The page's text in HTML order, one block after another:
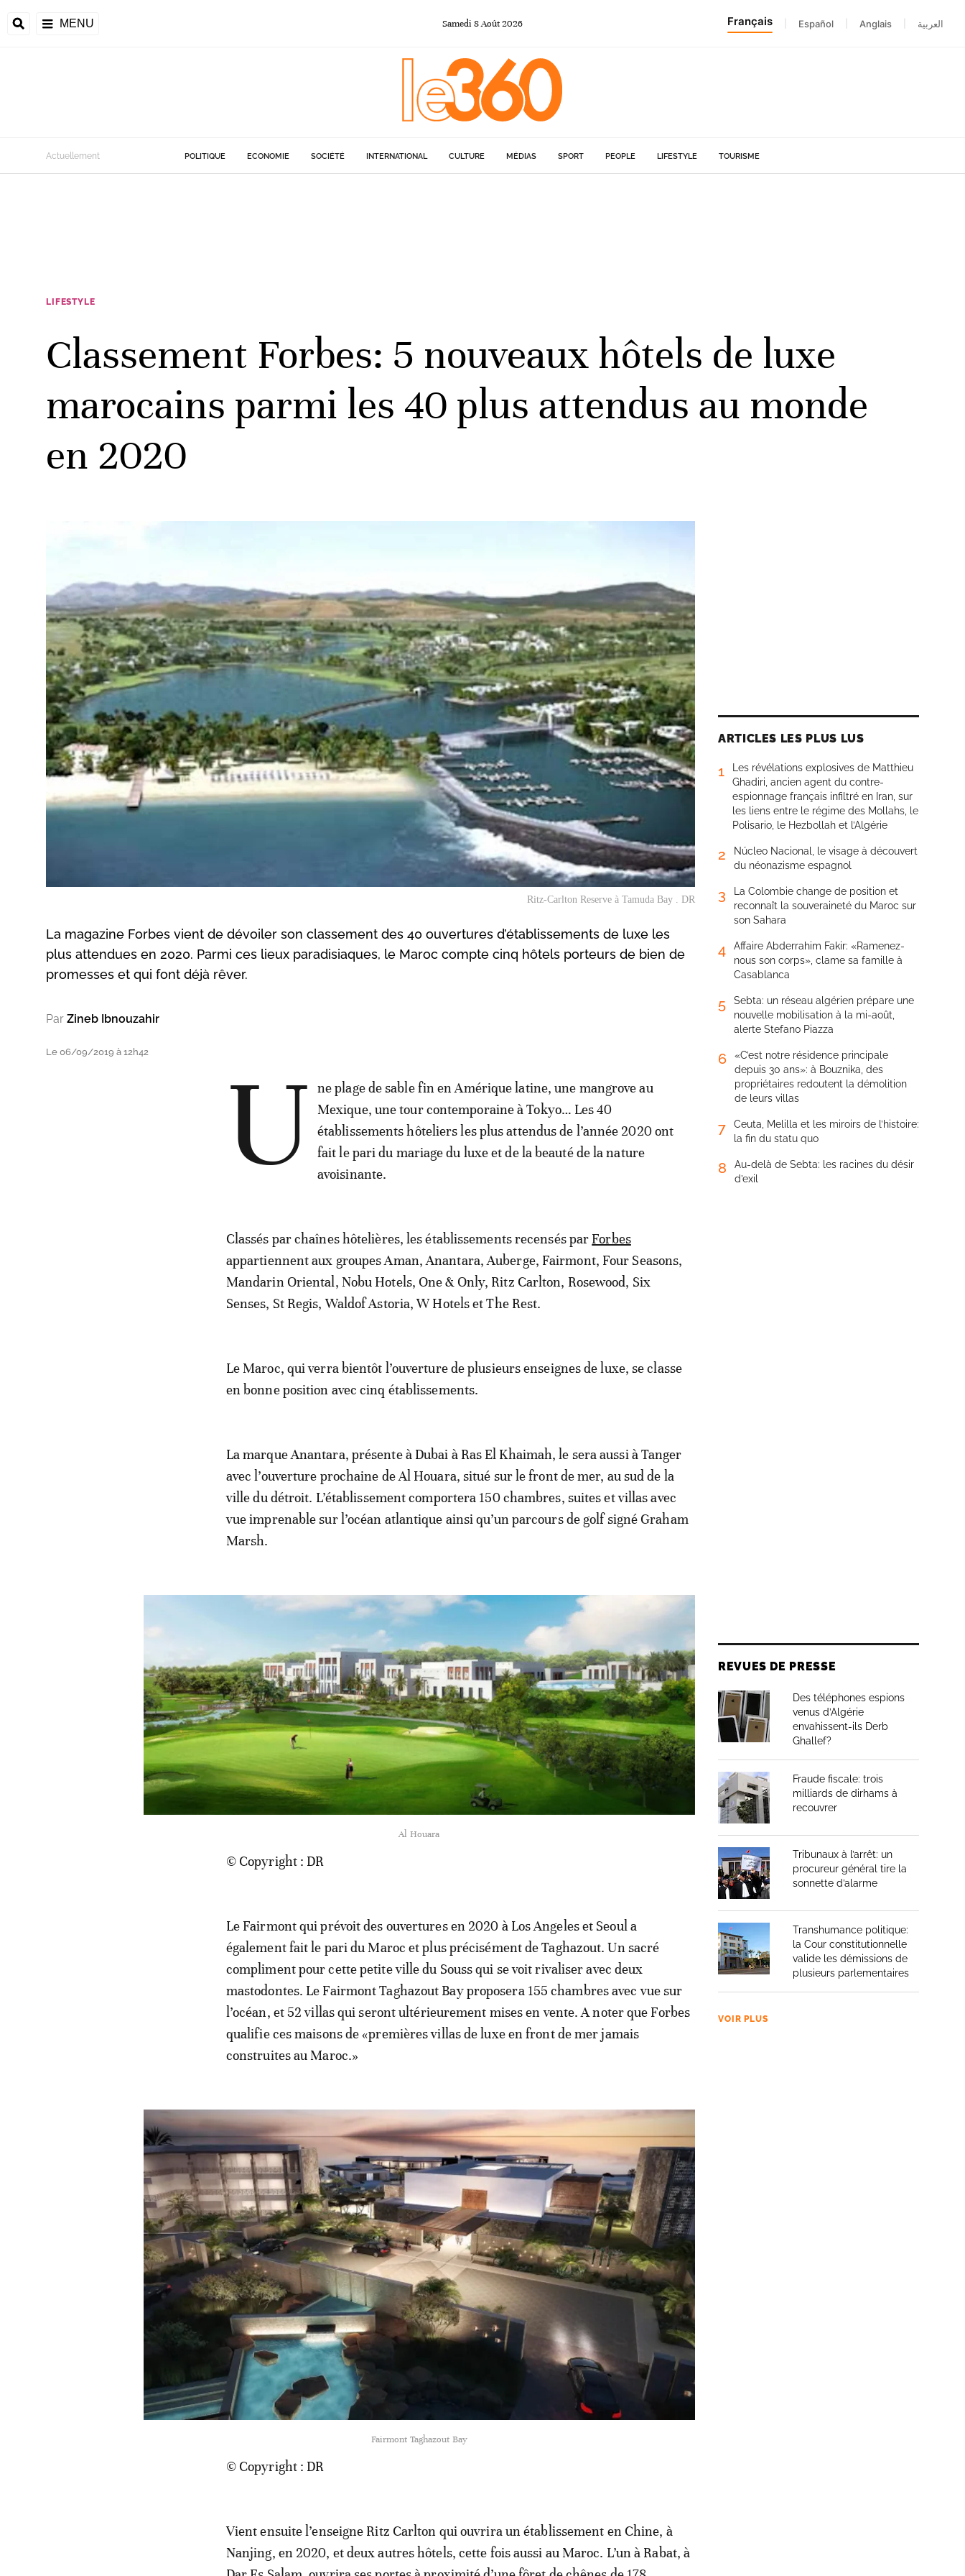
MENU Samedi 8Août2026 Français Español Anglais العربية
Actuellement POLITIQUE ECONOMIE SOCIÉTÉ INTERNATIONAL CULTURE MÉDIAS SPORT PEOPLE LIFESTYLE TOURISME
LIFESTYLE
Classement Forbes: 5 nouveaux hôtels de luxe
marocains parmi les 40 plus attendus au monde
en 2020
Ritz-Carlton Reserve à Tamuda Bay . DR
La magazine Forbes vient de dévoiler son classement des 40 ouvertures d’établissements de luxe les
plus attendues en 2020. Parmi ces lieux paradisiaques, le Maroc compte cinq hôtels porteurs de bien de
promesses et qui font déjà rêver.
Par Zineb Ibnouzahir
Le 06/09/2019 à 12h42 U
ne plage de sable fin en Amérique latine, une mangrove au
Mexique, une tour contemporaine à Tokyo… Les 40
établissements hôteliers les plus attendus de l’année 2020 ont
fait le pari du mariage du luxe et de la beauté de la nature
avoisinante.
Classés par chaînes hôtelières, les établissements recensés par Forbes
appartiennent aux groupes Aman, Anantara, Auberge, Fairmont, Four Seasons,
Mandarin Oriental, Nobu Hotels, One & Only, Ritz Carlton, Rosewood, Six
Senses, St Regis, Waldof Astoria, W Hotels et The Rest.
Le Maroc, qui verra bientôt l’ouverture de plusieurs enseignes de luxe, se classe
en bonne position avec cinq établissements.
La marque Anantara, présente à Dubai à Ras El Khaimah, le sera aussi à Tanger
avec l’ouverture prochaine de Al Houara, situé sur le front de mer, au sud de la
ville du détroit. L’établissement comportera 150 chambres, suites et villas avec
vue imprenable sur l’océan atlantique ainsi qu’un parcours de golf signé Graham
Marsh.
Al Houara
© Copyright : DR
Le Fairmont qui prévoit des ouvertures en 2020 à Los Angeles et Seoul a
également fait le pari du Maroc et plus précisément de Taghazout. Un sacré
compliment pour cette petite ville du Souss qui se voit rivaliser avec deux
mastodontes. Le Fairmont Taghazout Bay proposera 155 chambres avec vue sur
l’océan, et 52 villas qui seront ultérieurement mises en vente. A noter que Forbes
qualifie ces maisons de «premières villas de luxe en front de mer jamais
construites au Maroc.»
Fairmont Taghazout Bay
© Copyright : DR
Vient ensuite l’enseigne Ritz Carlton qui ouvrira un établissement en Chine, à
Nanjing, en 2020, et deux autres hôtels, cette fois aussi au Maroc. L’un à Rabat, à
ARTICLES LES PLUS LUS
1
Les révélations explosives de Matthieu
Ghadiri, ancien agent du contre-
espionnage français infiltré en Iran, sur
les liens entre le régime des Mollahs, le
Polisario, le Hezbollah et l’Algérie
2
Núcleo Nacional, le visage à découvert
du néonazisme espagnol
3
La Colombie change de position et
reconnaît la souveraineté du Maroc sur
son Sahara
4
Affaire Abderrahim Fakir: «Ramenez-
nous son corps», clame sa famille à
Casablanca
5
Sebta: un réseau algérien prépare une
nouvelle mobilisation à la mi-août,
alerte Stefano Piazza
6
«C’est notre résidence principale
depuis 30 ans»: à Bouznika, des
propriétaires redoutent la démolition
de leurs villas
7
Ceuta, Melilla et les miroirs de l’histoire:
la fin du statu quo
8
Au-delà de Sebta: les racines du désir
d’exil
REVUES DE PRESSE
Des téléphones espions
venus d’Algérie
envahissent-ils Derb
Ghallef?
Fraude fiscale: trois
milliards de dirhams à
recouvrer
Tribunaux à l’arrêt: un
procureur général tire la
sonnette d’alarme
Transhumance politique:
la Cour constitutionnelle
valide les démissions de
plusieurs parlementaires
VOIR PLUS